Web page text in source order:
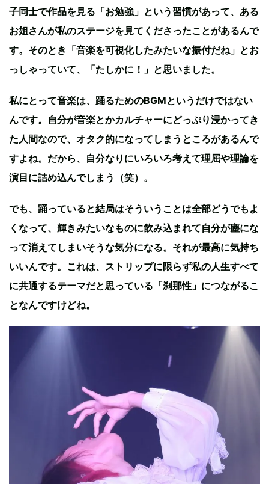
子同士で作品を見る「お勉強」という習慣があって、ある
お姐さんが私のステージを見てくださったことがあるんで
す。そのとき「音楽を可視化したみたいな振付だね」とお
っしゃっていて、「たしかに！」と思いました。
私にとって音楽は、踊るためのBGMというだけではない
んです。自分が音楽とかカルチャーにどっぷり浸かってき
た人間なので、オタク的になってしまうところがあるんで
すよね。だから、自分なりにいろいろ考えて理屈や理論を
演目に詰め込んでしまう（笑）。
でも、踊っていると結局はそういうことは全部どうでもよ
くなって、輝きみたいなものに飲み込まれて自分が塵にな
って消えてしまいそうな気分になる。それが最高に気持ち
いいんです。これは、ストリップに限らず私の人生すべて
に共通するテーマだと思っている「刹那性」につながるこ
となんですけどね。